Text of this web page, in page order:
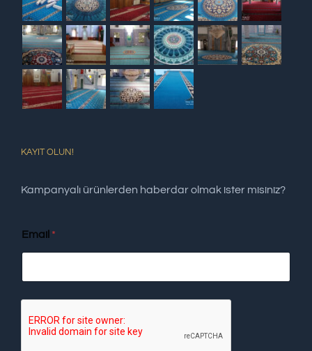
KAYIT OLUN!
Kampanyalı ürünlerden haberdar olmak ister misiniz?
Email *